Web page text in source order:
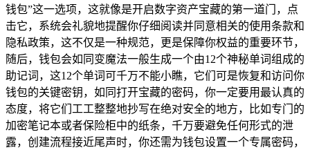
钱包”这一选项，这就像是开启数字资产宝藏的第一道门，点
击它，系统会礼貌地提醒你仔细阅读并同意相关的使用条款和
隐私政策，这不仅是一种规范，更是保障你权益的重要环节，
随后，钱包会如同变魔法一般生成一个由12个神秘单词组成的
助记词，这12个单词可千万不能小瞧，它们可是恢复和访问你
钱包的关键密钥，如同打开宝藏的密码，你一定要用最认真的
态度，将它们工工整整地抄写在绝对安全的地方，比如专门的
加密笔记本或者保险柜中的纸条，千万要避免任何形式的泄
露，创建流程接近尾声时，你还需为钱包设置一个专属密码，